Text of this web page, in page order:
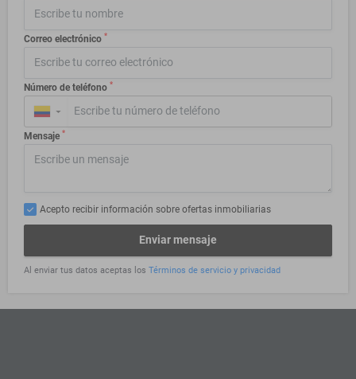
Correo electrónico *
Número de teléfono *
▼
Mensaje *
Acepto recibir información sobre ofertas inmobiliarias
Enviar mensaje
Al enviar tus datos aceptas los Términos de servicio y privacidad